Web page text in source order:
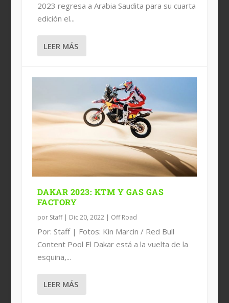
2023 regresa a Arabia Saudita para su cuarta
edición el...
LEER MÁS
DAKAR 2023: KTM Y GAS GAS
FACTORY
por Staff| Dic 20, 2022| Off Road
Por: Staff | Fotos: Kin Marcin / Red Bull
Content Pool El Dakar está a la vuelta de la
esquina,...
LEER MÁS